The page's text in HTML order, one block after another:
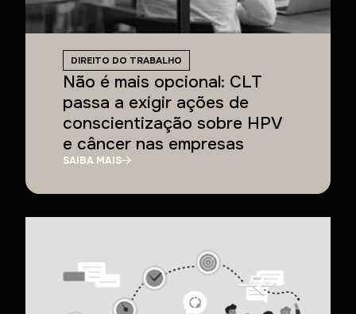
DIREITO DO TRABALHO
Não é mais opcional: CLT
passa a exigir ações de
conscientização sobre HPV
e câncer nas empresas
SAIBA MAIS